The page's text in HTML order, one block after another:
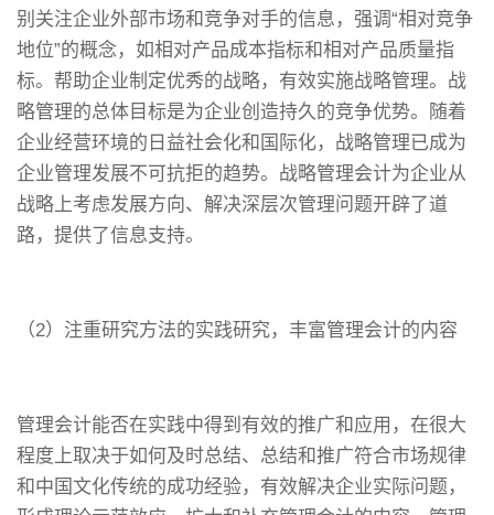
别关注企业外部市场和竞争对手的信息，强调“相对竞争
地位”的概念，如相对产品成本指标和相对产品质量指
标。帮助企业制定优秀的战略，有效实施战略管理。战
略管理的总体目标是为企业创造持久的竞争优势。随着
企业经营环境的日益社会化和国际化，战略管理已成为
企业管理发展不可抗拒的趋势。战略管理会计为企业从
战略上考虑发展方向、解决深层次管理问题开辟了道
路，提供了信息支持。
（2）注重研究方法的实践研究，丰富管理会计的内容
管理会计能否在实践中得到有效的推广和应用，在很大
程度上取决于如何及时总结、总结和推广符合市场规律
和中国文化传统的成功经验，有效解决企业实际问题，